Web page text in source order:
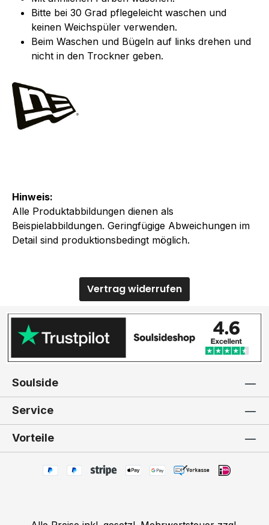
Hinweis:
Alle Produktabbildungen dienen als
Beispielabbildungen. Geringfügige Abweichungen im
Detail sind produktionsbedingt möglich.
Bitte bei 30 Grad pflegeleicht waschen und
keinen Weichspüler verwenden.
Beim Waschen und Bügeln auf links drehen und
nicht in den Trockner geben.
Vertrag widerrufen
Soulside
Service
Vorteile